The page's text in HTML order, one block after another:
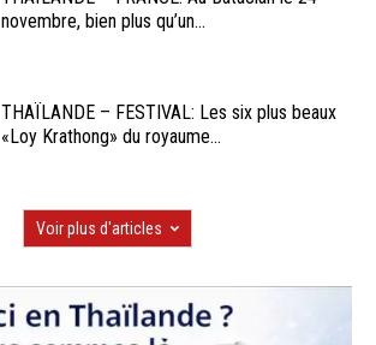
novembre, bien plus qu’un...
THAÏLANDE – FESTIVAL: Les six plus beaux
«Loy Krathong» du royaume...
Voir plus d'articles